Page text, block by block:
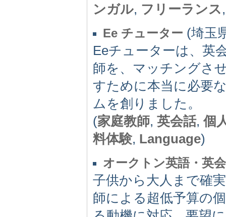
ンガル, フリーランス
Ee チューター (埼玉
Eeチューターは、英
師を、マッチングさ
すために本当に必要
ムを創りました。
(家庭教師, 英会話,個
料体験, Language)
オークトン英語・英
子供から大人まで確
師による超低予算の